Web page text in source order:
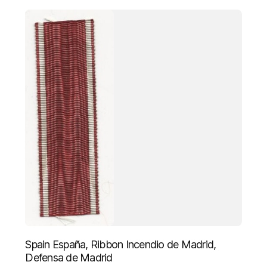
Spain España, Ribbon Incendio de Madrid,
Defensa de Madrid